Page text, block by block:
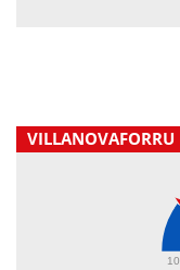
VILLANOVAFORRU
10